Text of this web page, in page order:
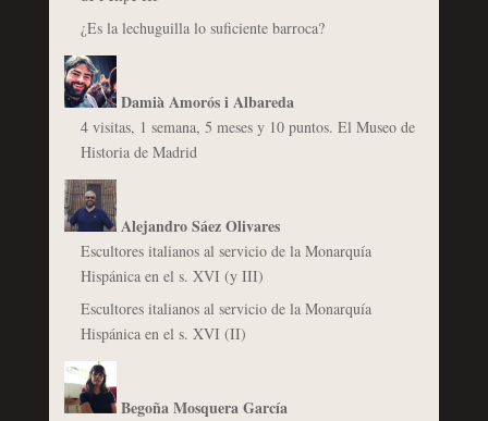
¿Es la lechuguilla lo suficiente barroca?
Damià Amorós i Albareda
4 visitas, 1 semana, 5 meses y 10 puntos. El Museo de
Historia de Madrid
Alejandro Sáez Olivares
Escultores italianos al servicio de la Monarquía
Hispánica en el s. XVI (y III)
Escultores italianos al servicio de la Monarquía
Hispánica en el s. XVI (II)
Begoña Mosquera García